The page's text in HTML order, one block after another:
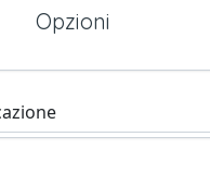
Opzioni